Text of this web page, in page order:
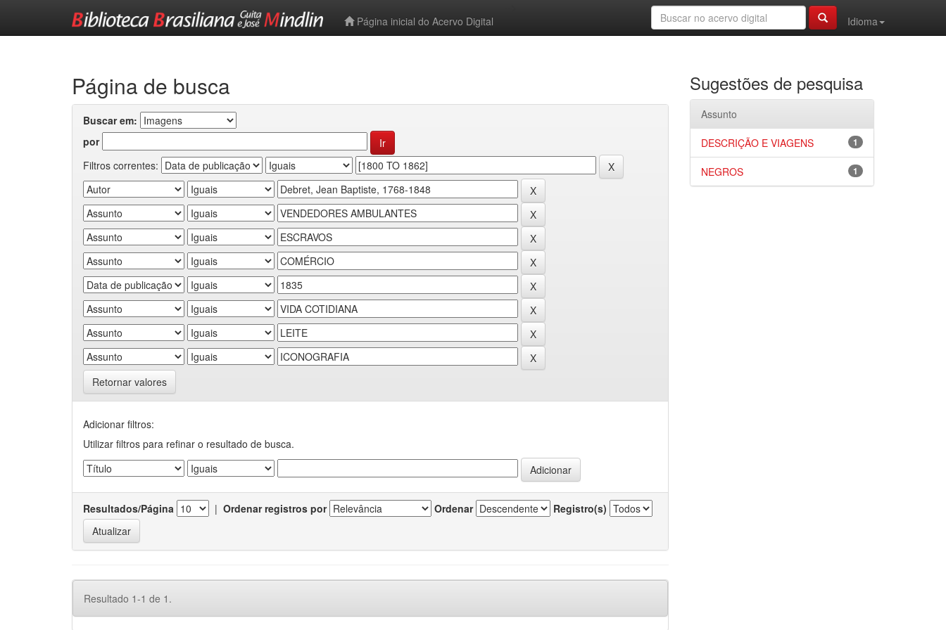
Página inicial do Acervo Digital
Idioma
Página de busca
Buscar em:
por
Filtros correntes:
Retornar valores
Adicionar filtros:
Utilizar filtros para refinar o resultado de busca.
Resultados/Página | Ordenar registros por Ordenar Registro(s)
Resultado 1-1 de 1.
Sugestões de pesquisa
Assunto
1
DESCRIÇÃO E VIAGENS
1
NEGROS